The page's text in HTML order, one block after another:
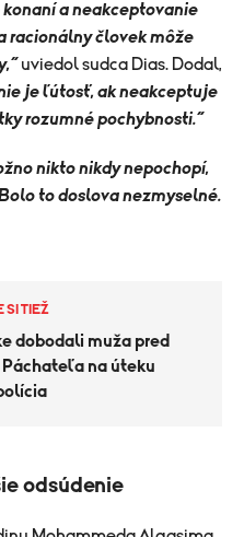
a neakceptovanie
racionálny človek môže
uviedol sudca Dias. Dodal,
je ľútosť, ak neakceptuje
rozumné pochybnosti.“
nikto nikdy nepochopí,
to doslova nezmyselné.
SI TIEŽ
dobodali muža pred
Páchateľa na úteku
odsúdenie